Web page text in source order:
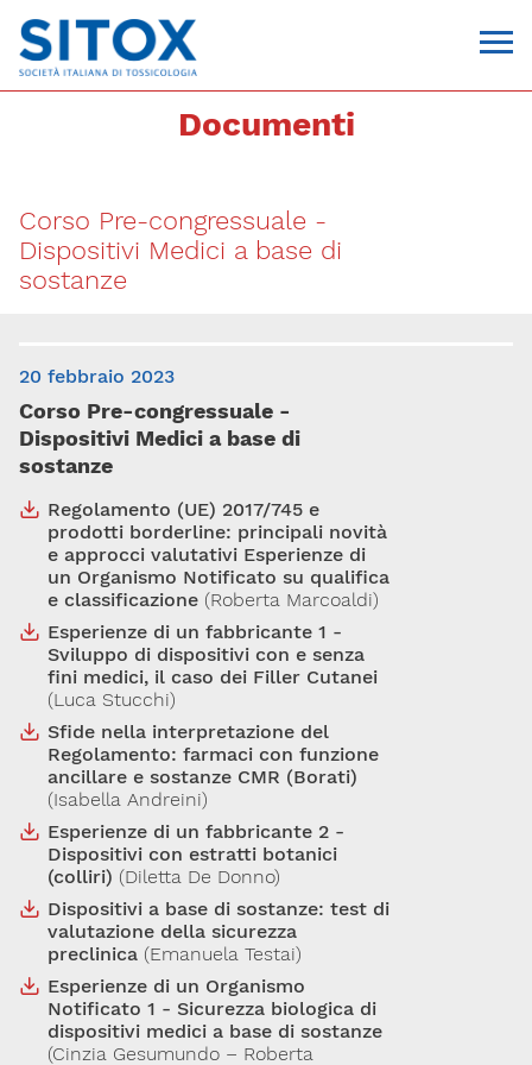
20129, Milano
C.F. 96330980580
P.I. 06792491000
T. 02-29520311
segreteria@sitox.org
CONTATTACI
Documenti
Corso Pre-congressuale -
Dispositivi Medici a base di
sostanze
20 febbraio 2023
Corso Pre-congressuale -
Dispositivi Medici a base di
sostanze
Regolamento (UE) 2017/745 e
prodotti borderline: principali novità
e approcci valutativi Esperienze di
un Organismo Notificato su qualifica
e classificazione (Roberta Marcoaldi)
Esperienze di un fabbricante 1 -
Sviluppo di dispositivi con e senza
fini medici, il caso dei Filler Cutanei
(Luca Stucchi)
Sfide nella interpretazione del
Regolamento: farmaci con funzione
ancillare e sostanze CMR (Borati)
(Isabella Andreini)
Esperienze di un fabbricante 2 -
Dispositivi con estratti botanici
(colliri) (Diletta De Donno)
Dispositivi a base di sostanze: test di
valutazione della sicurezza
preclinica (Emanuela Testai)
Esperienze di un Organismo
Notificato 1 - Sicurezza biologica di
dispositivi medici a base di sostanze
(Cinzia Gesumundo – Roberta
Via Giovanni Pascoli, 3
20129, Milano
C.F. 96330980580
P.I. 06792491000
Codice SDI: M5UXCR1
T. 02-29520311
Segreteria@sitox.org
Link utili
La Società
Documenti
Lavoro e Studio Blog English
Cookie Policy Privacy Policy
Disclaimer
Il contenuto di questo sito è da intendersi a scopo puramente